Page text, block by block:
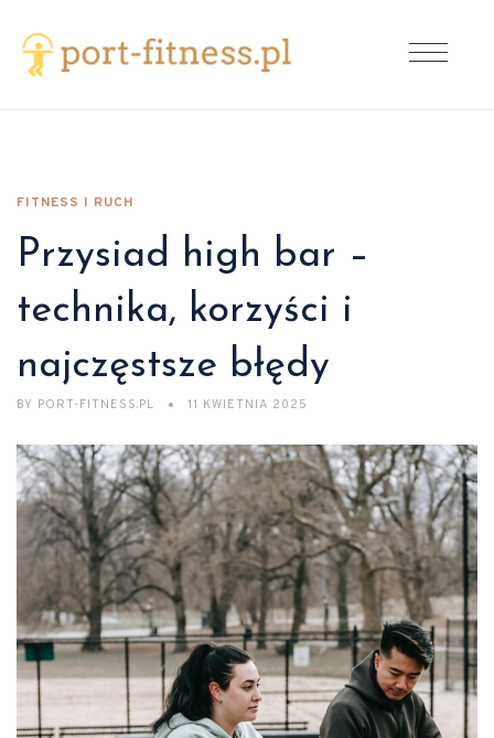
FITNESS I RUCH
Przysiad high bar –
technika, korzyści i
najczęstsze błędy
BY PORT-FITNESS.PL 11 KWIETNIA 2025